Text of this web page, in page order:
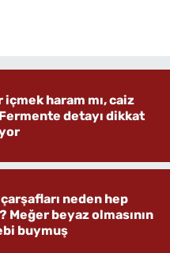
içmek haram mı, caiz
detayı dikkat
neden hep
Meğer beyaz olmasının
buymuş